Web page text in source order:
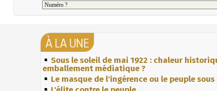
À LA UNE
Sous le soleil de mai 1922 : chaleur
emballement médiatique ?
Le masque de l'ingérence ou le peuple